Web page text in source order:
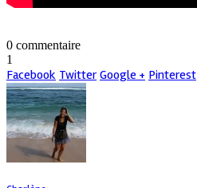
0 commentaire
1
Facebook Twitter Google + Pinterest